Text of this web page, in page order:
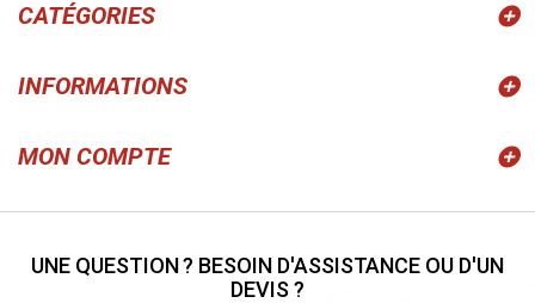
CATÉGORIES
INFORMATIONS
MON COMPTE
UNE QUESTION ? BESOIN D'ASSISTANCE OU D'UN
DEVIS ?